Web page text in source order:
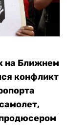
на Ближнем
конфликт